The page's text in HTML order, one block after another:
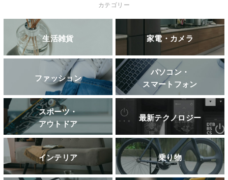
カテゴリー
生活雑貨 家電・カメラ
ファッション
パソコン・
スマートフォン
スポーツ・
アウトドア
最新テクノロジー
インテリア 乗り物